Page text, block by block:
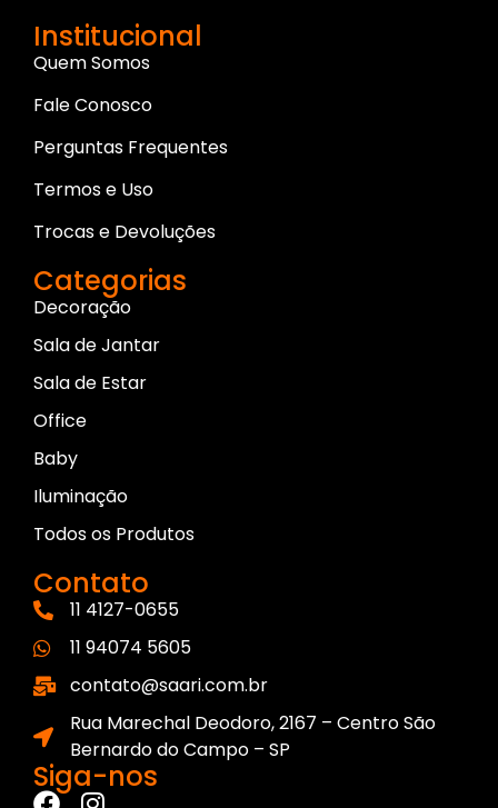
Institucional
Quem Somos
Fale Conosco
Perguntas Frequentes
Termos e Uso
Trocas e Devoluções
Categorias
Decoração
Sala de Jantar
Sala de Estar
Office
Baby
Iluminação
Todos os Produtos
Contato
11 4127-0655
11 94074 5605
contato@saari.com.br
Rua Marechal Deodoro, 2167 – Centro São
Bernardo do Campo – SP
Siga-nos